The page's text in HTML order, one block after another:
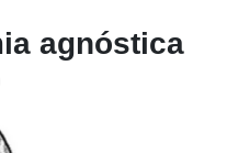
agnóstica